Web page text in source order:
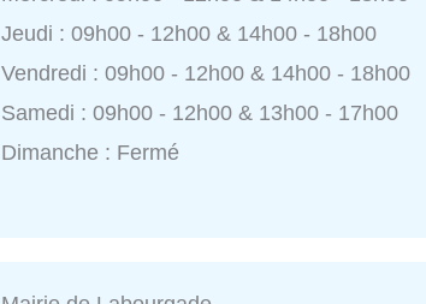
Jeudi : 09h00 - 12h00 & 14h00 - 18h00
Vendredi : 09h00 - 12h00 & 14h00 - 18h00
Samedi : 09h00 - 12h00 & 13h00 - 17h00
Dimanche : Fermé